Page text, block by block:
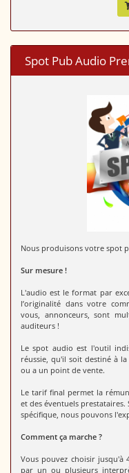
Spot Pub Audio
Nous produisons votre spot
Sur mesure !
L'audio est le format par
l’originalité dans votre
vous, annonceurs, sont
auditeurs !
Le spot audio est l'outil
réussie, qu'il soit destiné à
ou a un point de vente.
Le tarif final permet la
et des éventuels
spécifique, nous pouvons
Comment ça marche ?
Vous pouvez choisir jusqu'à
par un ou plusieurs